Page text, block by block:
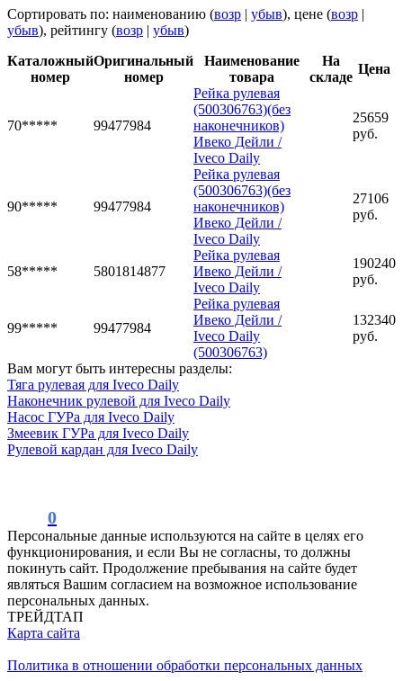
Сортировать по: наименованию (возр | убыв), цене (возр |
убыв), рейтингу (возр | убыв)
Каталожный
номер
Оригинальный
номер
Наименование
товара
На
складе
Цена
70***** 99477984
Рейка рулевая
(500306763)(без
наконечников)
Ивеко Дейли /
Iveco Daily
25659
руб.
90***** 99477984
Рейка рулевая
(500306763)(без
наконечников)
Ивеко Дейли /
Iveco Daily
27106
руб.
58***** 5801814877
Рейка рулевая
Ивеко Дейли /
Iveco Daily
190240
руб.
99***** 99477984
Рейка рулевая
Ивеко Дейли /
Iveco Daily
(500306763)
132340
руб.
Вам могут быть интересны разделы:
Тяга рулевая для Iveco Daily
Наконечник рулевой для Iveco Daily
Насос ГУРа для Iveco Daily
Змеевик ГУРа для Iveco Daily
Рулевой кардан для Iveco Daily
0
Персональные данные используются на сайте в целях его
функционирования, и если Вы не согласны, то должны
покинуть сайт. Продолжение пребывания на сайте будет
являться Вашим согласием на возможное использование
персональных данных.
ТРЕЙДТАП
Карта сайта
Политика в отношении обработки персональных данных